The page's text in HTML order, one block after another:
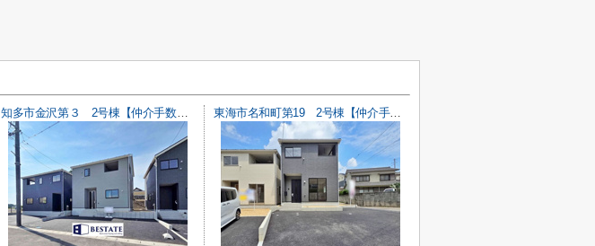
知多市金沢第３ 2号棟【仲介手数料0円】 東海市名和町第19 2号棟【仲介手数料0円】